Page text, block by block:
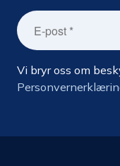
Vi bryr oss om